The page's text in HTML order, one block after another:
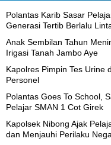
Polantas Karib Sasar
Generasi Tertib Berlalu
Anak Sembilan Tahun
Irigasi Tanah Jambo Aye
Kapolres Pimpin Tes Urine
Personel
Polantas Goes To School,
Pelajar SMAN 1 Cot Girek
Kapolsek Nibong Ajak
dan Menjauhi Perilaku